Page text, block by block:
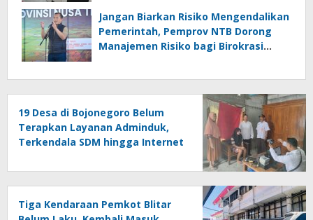
Jangan Biarkan Risiko Mengendalikan
Pemerintah, Pemprov NTB Dorong
Manajemen Risiko bagi Birokrasi
19 Desa di Bojonegoro Belum
Terapkan Layanan Adminduk,
Terkendala SDM hingga Internet
Tiga Kendaraan Pemkot Blitar